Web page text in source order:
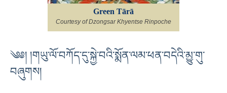
Green Tārā
Courtesy of Dzongsar Khyentse Rinpoche
༄༅། །གཡུ་ལོ་བཀོད་དུ་སྐྱེ་བའི་སྨོན་ལམ་ཕན་བདེའི་མྱུ་གུ་
བཞུགས།